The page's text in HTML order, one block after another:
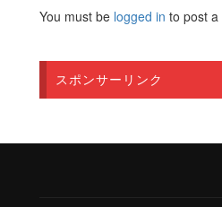
You must be logged in to post a
スポンサーリンク